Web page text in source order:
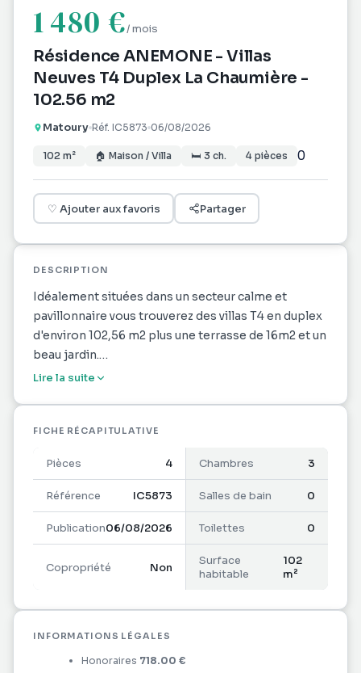
1 480 €/ mois
Résidence ANEMONE - Villas
Neuves T4 Duplex La Chaumière -
102.56 m2
Matoury Réf. IC5873 06/08/2026
102 m² 🏠 Maison / Villa 🛏 3 ch. 4 pièces 0
♡ Ajouter aux favoris Partager
DESCRIPTION
Idéalement situées dans un secteur calme et
pavillonnaire vous trouverez des villas T4 en duplex
d'environ 102,56 m2 plus une terrasse de 16m2 et un
beau jardin.
La résidence , sera sécurisée par un portail
couvertes.
Les logements sont soumis aux plafonds de
revenus.
Disponible à partir du mois d'e Décembre 2026.
Lire la suite
FICHE RÉCAPITULATIVE
Pièces 4 Chambres 3
Référence IC5873 Salles de bain 0
Publication06/08/2026 Toilettes 0
Copropriété Non
Surface
habitable
102
m²
INFORMATIONS LÉGALES
Honoraires 718.00 €